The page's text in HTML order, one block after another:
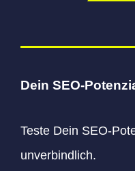
Dein SEO-
Teste Dein SEO-
unverbindlich.